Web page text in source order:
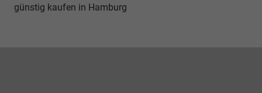
günstig kaufen in Hamburg